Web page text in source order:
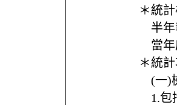
＊統
半
當
＊統
(一)
1.包